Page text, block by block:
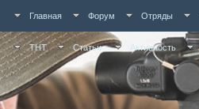
Главная Форум Отряды
ТНТ Статьи Активность